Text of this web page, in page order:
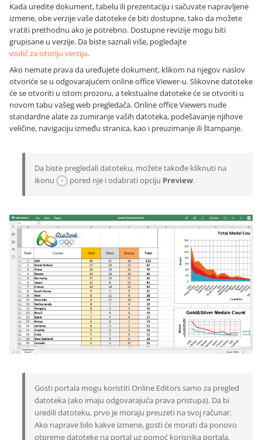
Kada uredite dokument, tabelu ili prezentaciju i sačuvate napravljene
izmene, obe verzije vaše datoteke će biti dostupne, tako da možete
vratiti prethodnu ako je potrebno. Dostupne revizije mogu biti
grupisane u verzije. Da biste saznali više, pogledajte
vodič za istoriju verzija.
Ako nemate prava da uređujete dokument, klikom na njegov naslov
otvoriće se u odgovarajućem online office Viewer-u. Slikovne datoteke
će se otvoriti u istom prozoru, a tekstualne datoteke će se otvoriti u
novom tabu vašeg web pregledača. Online office Viewers nude
standardne alate za zumiranje vaših datoteka, podešavanje njihove
veličine, navigaciju između stranica, kao i preuzimanje ili štampanje.
Da biste pregledali datoteku, možete takođe kliknuti na
ikonu
pored nje i odabrati opciju Preview.
Gosti portala mogu koristiti Online Editors samo za pregled
datoteka (ako imaju odgovarajuća prava pristupa). Da bi
uredili datoteku, prvo je moraju preuzeti na svoj računar.
Ako naprave bilo kakve izmene, gosti će morati da ponovo
otpreme datoteke na portal uz pomoć korisnika portala.